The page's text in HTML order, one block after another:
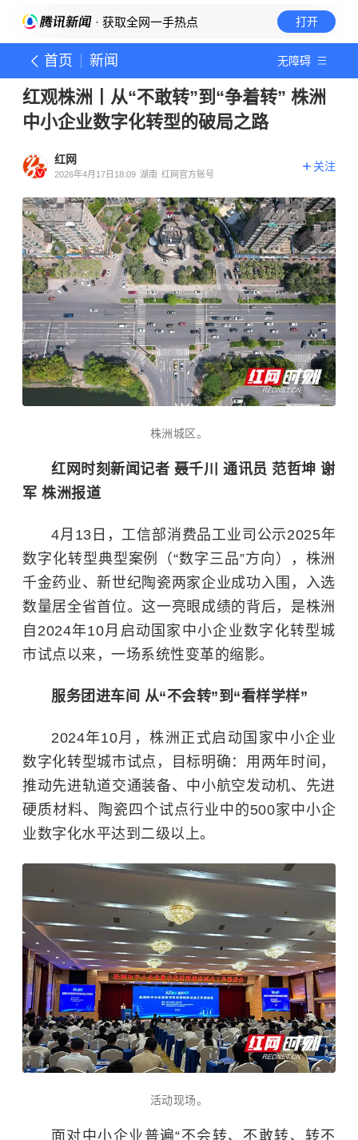
· 获取全网一手热点 打开
首页 新闻 无障碍
红观株洲丨从“不敢转”到“争着转” 株洲
中小企业数字化转型的破局之路
红网
2026年4月17日18:09 湖南 红网官方账号
关注
株洲城区。
红网时刻新闻记者 聂千川 通讯员 范哲坤 谢
军 株洲报道
4月13日，工信部消费品工业司公示2025年
数字化转型典型案例（“数字三品”方向），株洲
千金药业、新世纪陶瓷两家企业成功入围，入选
数量居全省首位。这一亮眼成绩的背后，是株洲
自2024年10月启动国家中小企业数字化转型城
市试点以来，一场系统性变革的缩影。
服务团进车间 从“不会转”到“看样学样”
2024年10月，株洲正式启动国家中小企业
数字化转型城市试点，目标明确：用两年时间，
推动先进轨道交通装备、中小航空发动机、先进
硬质材料、陶瓷四个试点行业中的500家中小企
业数字化水平达到二级以上。
活动现场。
面对中小企业普遍“不会转、不敢转、转不